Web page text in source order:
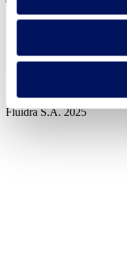
Política de privadesa
Fluidra S.A. 2025